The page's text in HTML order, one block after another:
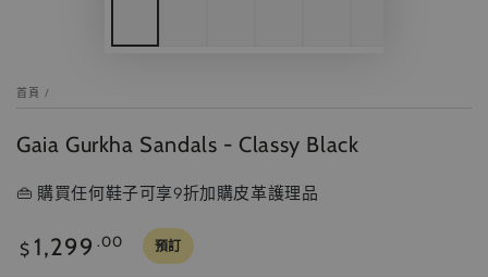
首頁 /
Gaia Gurkha Sandals - Classy Black
👜 購買任何鞋子可享9折加購皮革護理品
正
常
$ 1,299 .00 預訂